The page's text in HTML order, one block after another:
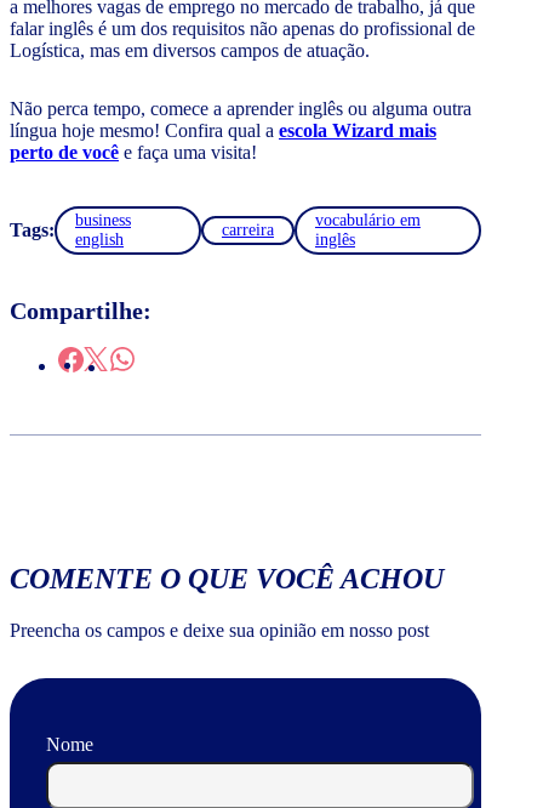
a melhores vagas de emprego no mercado de trabalho, já que
falar inglês é um dos requisitos não apenas do profissional de
Logística, mas em diversos campos de atuação.
Não perca tempo, comece a aprender inglês ou alguma outra
língua hoje mesmo! Confira qual a escola Wizard mais
perto de você e faça uma visita!
Tags:
business
english
carreira
vocabulário em
inglês
Compartilhe:
COMENTE O QUE VOCÊ ACHOU
Preencha os campos e deixe sua opinião em nosso post
Nome